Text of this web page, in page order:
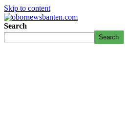
Skip to content
Search
Search